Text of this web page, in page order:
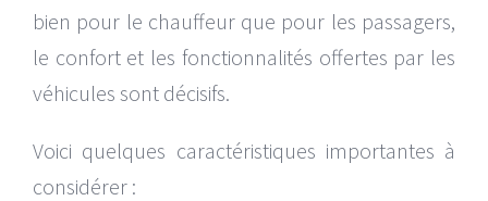
bien pour le chauffeur que pour les passagers,
le confort et les fonctionnalités offertes par les
véhicules sont décisifs.
Voici quelques caractéristiques importantes à
considérer :